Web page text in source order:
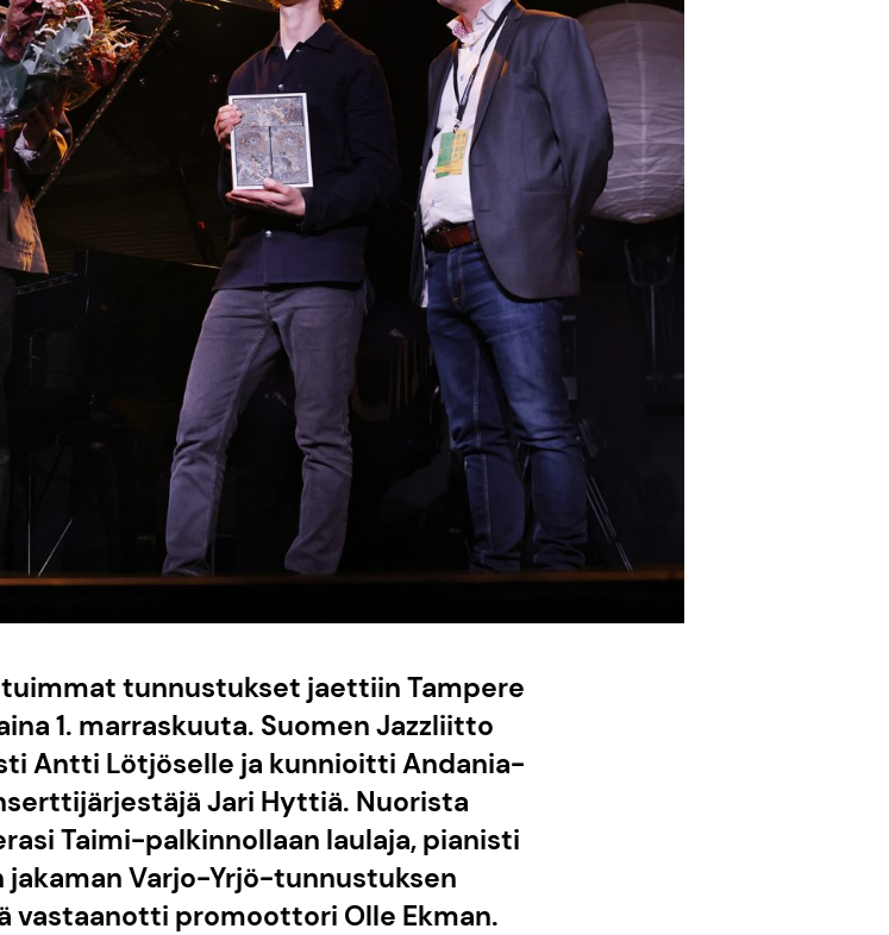
tunnustukset jaettiin Tampere
1. marraskuuta. Suomen Jazzliitto
Antti Lötjöselle ja kunnioitti Andania-
Jari Hyttiä. Nuorista
Taimi-palkinnollaan laulaja, pianisti
jakaman Varjo-Yrjö-tunnustuksen
vastaanotti promoottori Olle Ekman.